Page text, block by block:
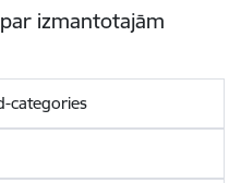
izmantotajām
categories